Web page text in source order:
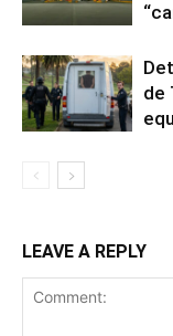
de
LEAVE A REPLY